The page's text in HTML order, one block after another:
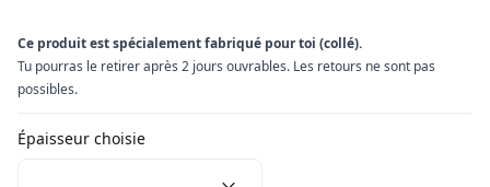
Ce produit est spécialement fabriqué pour toi (collé).
Tu pourras le retirer après 2 jours ouvrables. Les retours ne sont pas
possibles.
Épaisseur choisie